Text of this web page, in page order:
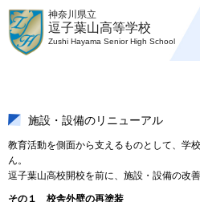
神奈川県立
逗子葉山高等学校
Zushi Hayama Senior High School
施設・設備のリニューアル
教育活動を側面から支えるものとして、学
ん。
逗子葉山高校開校を前に、施設・設備の改善
その１ 校舎外壁の再塗装